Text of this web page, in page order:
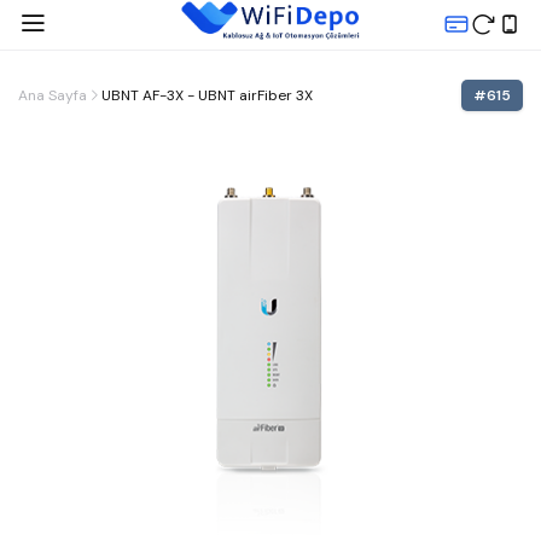
Ana Sayfa UBNT AF-3X - UBNT airFiber 3X #615